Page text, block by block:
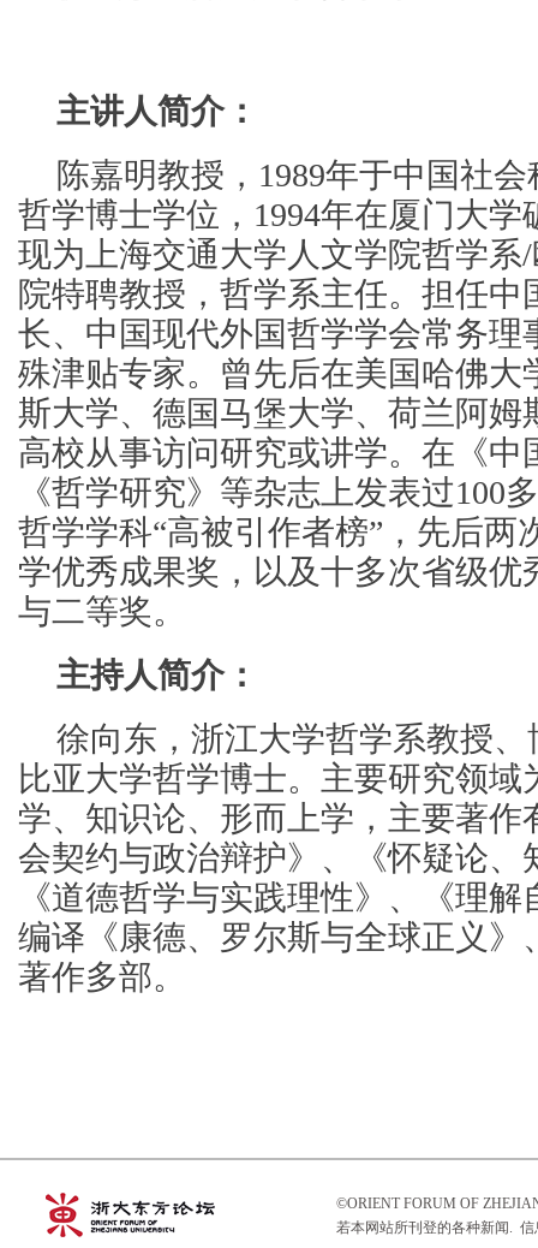
主讲人简介：
陈嘉明教授，1989年于中国社
哲学博士学位，1994年在厦门大学
现为上海交通大学人文学院哲学系
院特聘教授，哲学系主任。担任中
长、中国现代外国哲学学会常务理
殊津贴专家。曾先后在美国哈佛大
斯大学、德国马堡大学、荷兰阿姆
高校从事访问研究或讲学。在《中
《哲学研究》等杂志上发表过100
哲学学科“高被引作者榜”，先后两
学优秀成果奖，以及十多次省级优
与二等奖。
主持人简介：
徐向东，浙江大学哲学系教授
比亚大学哲学博士。主要研究领域
学、知识论、形而上学，主要著作
会契约与政治辩护》、《怀疑论、
《道德哲学与实践理性》、《理
编译《康德、罗尔斯与全球正义》
著作多部。
©ORIENT FORUM OF
若本网站所刊登的各种新闻.